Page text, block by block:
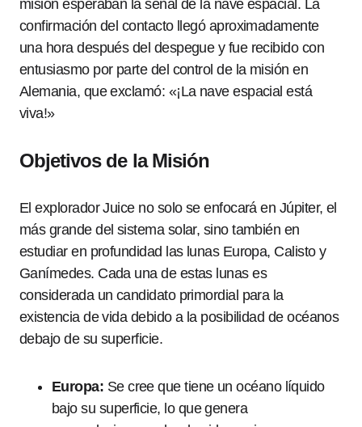
misión esperaban la señal de la nave espacial. La
confirmación del contacto llegó aproximadamente
una hora después del despegue y fue recibido con
entusiasmo por parte del control de la misión en
Alemania, que exclamó: «¡La nave espacial está
viva!»
Objetivos de la Misión
El explorador Juice no solo se enfocará en Júpiter, el
más grande del sistema solar, sino también en
estudiar en profundidad las lunas Europa, Calisto y
Ganímedes. Cada una de estas lunas es
considerada un candidato primordial para la
existencia de vida debido a la posibilidad de océanos
debajo de su superficie.
Europa: Se cree que tiene un océano líquido
bajo su superficie, lo que genera